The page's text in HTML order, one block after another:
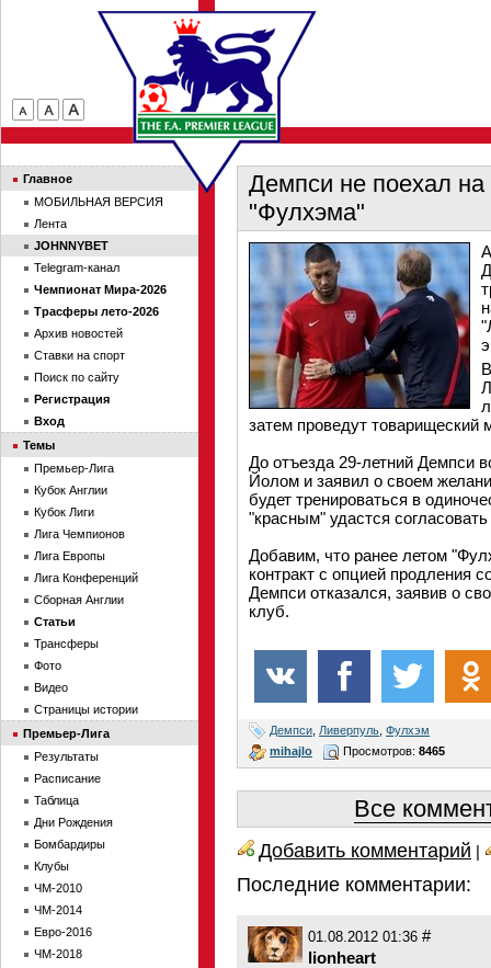
Демпси не поехал
"Фулхэма"
затем проведут
До отъезда 29-летний Демпси
Йолом и заявил о своем
будет тренироваться в
"красным" удастся
Добавим, что ранее летом
контракт с опцией продления
Демпси отказался, заявив о
клуб.
Демпси Ливерпуль Фулхэм
mihajlo
Просмотров: 8465
Все
Добавить комментарий |
Последние комментарии:
01.08.2012 01:36 #
lionheart
Главное
МОБИЛЬНАЯ ВЕРСИЯ
Лента
JOHNNYBET
Telegram-канал
Чемпионат Мира-2026
Трасферы лето-2026
Архив новостей
Ставки на спорт
Поиск по сайту
Регистрация
Вход
Темы
Премьер-Лига
Кубок Англии
Кубок Лиги
Лига Чемпионов
Лига Европы
Лига Конференций
Сборная Англии
Статьи
Трансферы
Фото
Видео
Страницы истории
Премьер-Лига
Результаты
Расписание
Таблица
Дни Рождения
Бомбардиры
Клубы
ЧМ-2010
ЧМ-2014
Евро-2016
ЧМ-2018